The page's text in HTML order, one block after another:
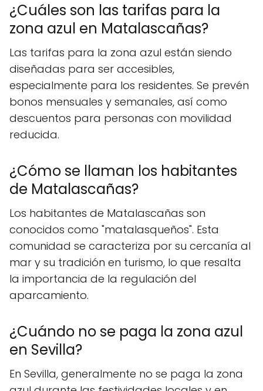
¿Cuáles son las tarifas para la
zona azul en Matalascañas?
Las tarifas para la zona azul están siendo
diseñadas para ser accesibles,
especialmente para los residentes. Se prevén
bonos mensuales y semanales, así como
descuentos para personas con movilidad
reducida.
¿Cómo se llaman los habitantes
de Matalascañas?
Los habitantes de Matalascañas son
conocidos como "matalasqueños". Esta
comunidad se caracteriza por su cercanía al
mar y su tradición en turismo, lo que resalta
la importancia de la regulación del
aparcamiento.
¿Cuándo no se paga la zona azul
en Sevilla?
En Sevilla, generalmente no se paga la zona